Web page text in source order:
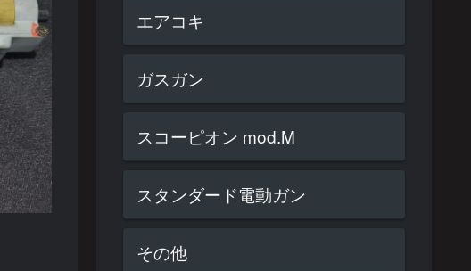
エアコキ
ガスガン
スコーピオン mod.M
スタンダード電動ガン
その他